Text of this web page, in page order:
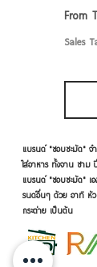
From
Sale
Sales
แบรนด์ "ชอบชะมัด" จ
ใส่อาหาร ทั้งจาน ชาม
แบรนด์ "ชอบชะมัด" เ
รนด์อื่นๆ ด้วย อาทิ หัว
กระต่าย เป็นต้น